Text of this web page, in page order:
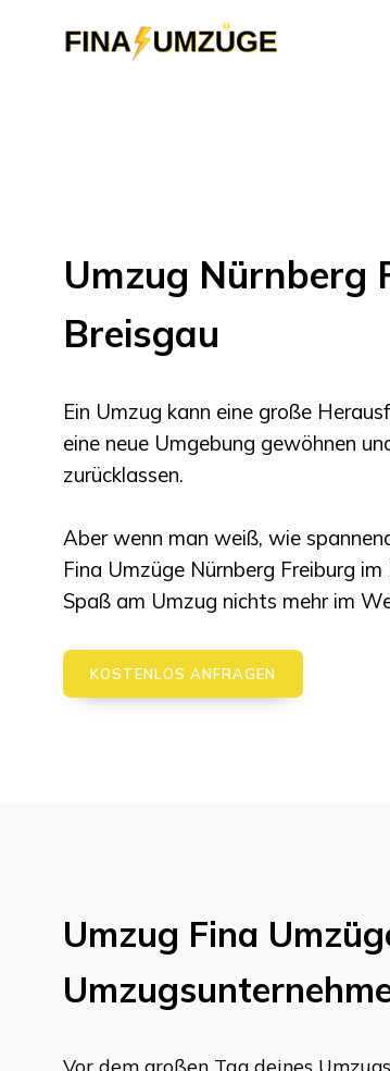
Umzug Nürnberg
Breisgau
Ein Umzug kann eine große
eine neue Umgebung gewöhnen
zurücklassen.
Aber wenn man weiß, wie
Fina Umzüge Nürnberg Freiburg im
Spaß am Umzug nichts mehr im
KOSTENLOS ANFRAGEN
Umzug Fina
Vor dem großen Tag deines